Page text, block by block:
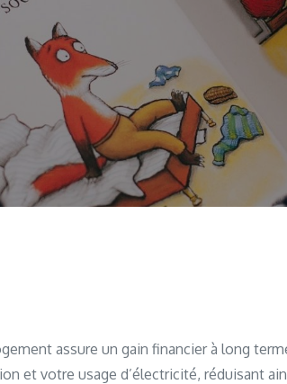
assure un gain financier à long
et votre usage d’électricité, réduisant